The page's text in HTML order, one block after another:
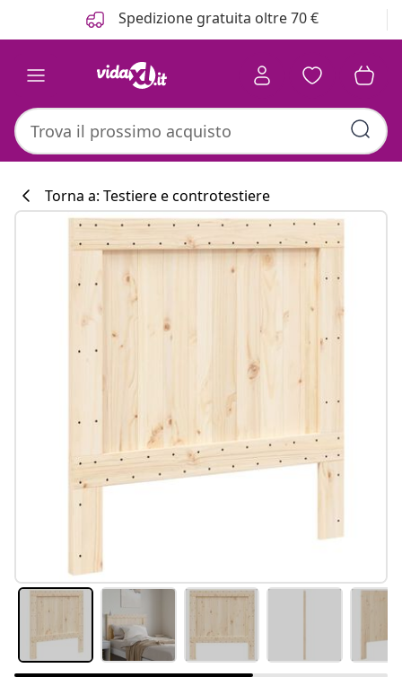
Spedizione gratuita oltre 70 €
Torna a: Testiere e controtestiere